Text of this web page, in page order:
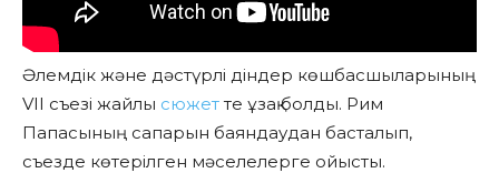
Әлемдік және дәстүрлі діндер көшбасшыларының
VII съезі жайлы сюжет те ұзақ болды. Рим
Папасының сапарын баяндаудан басталып,
съезде көтерілген мәселелерге ойысты.